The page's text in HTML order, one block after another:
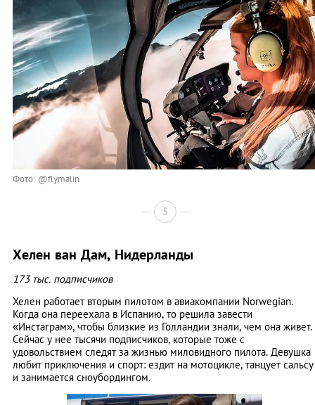
Фото: @flymalin
5
Хелен ван Дам, Нидерланды
173 тыс. подписчиков
Хелен работает вторым пилотом в авиакомпании Norwegian.
Когда она переехала в Испанию, то решила завести
«Инстаграм», чтобы близкие из Голландии знали, чем она живет.
Сейчас у нее тысячи подписчиков, которые тоже с
удовольствием следят за жизнью миловидного пилота. Девушка
любит приключения и спорт: ездит на мотоцикле, танцует сальсу
и занимается сноубордингом.